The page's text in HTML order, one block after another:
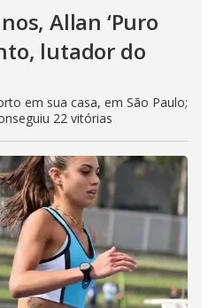
Allan ‘Puro
lutador do
em sua casa, em São Paulo;
22 vitórias